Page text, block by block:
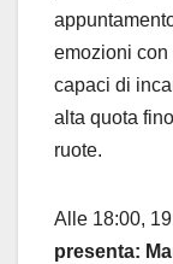
emozioni con
capaci di
alta quota
ruote.
Alle 18:00,
presenta: